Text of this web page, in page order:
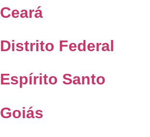
Ceará
Distrito Federal
Espírito Santo
Goiás